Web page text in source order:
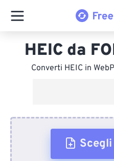
HEIC da
Converti HEIC in